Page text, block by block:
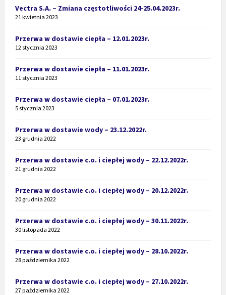
Vectra S.A. – Zmiana częstotliwości 24-25.04.2023r.
21 kwietnia 2023
Przerwa w dostawie ciepła – 12.01.2023r.
12 stycznia 2023
Przerwa w dostawie ciepła – 11.01.2023r.
11 stycznia 2023
Przerwa w dostawie ciepła – 07.01.2023r.
5 stycznia 2023
Przerwa w dostawie wody – 23.12.2022r.
23 grudnia 2022
Przerwa w dostawie c.o. i ciepłej wody – 22.12.2022r.
21 grudnia 2022
Przerwa w dostawie c.o. i ciepłej wody – 20.12.2022r.
20 grudnia 2022
Przerwa w dostawie c.o. i ciepłej wody – 30.11.2022r.
30 listopada 2022
Przerwa w dostawie c.o. i ciepłej wody – 28.10.2022r.
28 października 2022
Przerwa w dostawie c.o. i ciepłej wody – 27.10.2022r.
27 października 2022